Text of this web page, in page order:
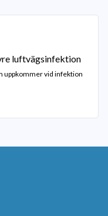
luftvägsinfektion
uppkommer vid infektion